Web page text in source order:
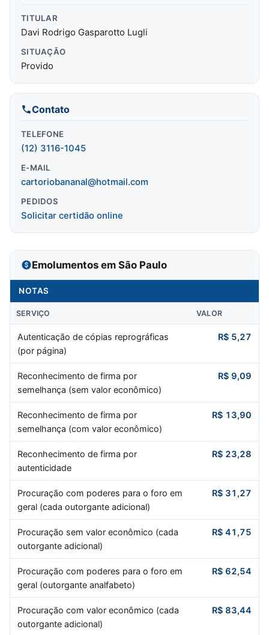
TITULAR
Davi Rodrigo Gasparotto Lugli
SITUAÇÃO
Provido
Contato
TELEFONE
(12) 3116-1045
E-MAIL
cartoriobananal@hotmail.com
PEDIDOS
Solicitar certidão online
Emolumentos em São Paulo
NOTAS
SERVIÇO VALOR
Autenticação de cópias reprográficas
(por página)
R$ 5,27
Reconhecimento de firma por
semelhança (sem valor econômico)
R$ 9,09
Reconhecimento de firma por
semelhança (com valor econômico)
R$ 13,90
Reconhecimento de firma por
autenticidade
R$ 23,28
Procuração com poderes para o foro em
geral (cada outorgante adicional)
R$ 31,27
Procuração sem valor econômico (cada
outorgante adicional)
R$ 41,75
Procuração com poderes para o foro em
geral (outorgante analfabeto)
R$ 62,54
Procuração com valor econômico (cada
outorgante adicional)
R$ 83,44